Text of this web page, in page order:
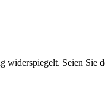
Seien Sie